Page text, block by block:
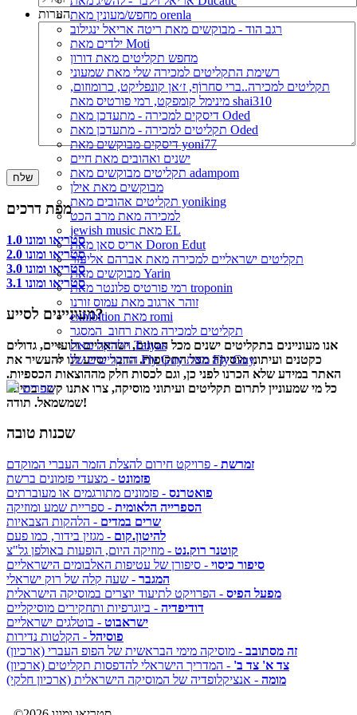
מחפש/מעונין מאת orenla
רגב הוד - מבוקשים מאת ריטה אריאל ינגילוב
ילדים מאת Moti
מחפש תקליטים מאת דורון
רשימת התקליטים למכירה שלי מאת שמעוני
תקליטים למכירה..ברי סחרוֹף, ז׳אן קונפליקט, כרומוזום,
מינימל קומפקט, רמי פורטיס מאת shai310
דיסקים למכירה - מתעדכן מאת Oded
תקליטים למכירה - מתעדכן מאת Oded
דיסקים מבוקשים מאת yoni77
ישנים ואהובים מאת חיים
תקליטים מבוקשים מאת adampom
מבוקשים מאת אילן
תקליטים אהובים מאת yoniking
למכירה מאת מרב הכט
jewish music מאת EL
אריס סאן מאת Doron Edut
תקליטים ישראליים למכירה מאת אברהם אליעזר
מבוקשים מאת Yarin
רמי פורטיס פלונטר מאת troponin
זוהר ארגוב מאת עמוס זורנו
exhibition מאת romi
תקליטים למכירה מאת רחוב_המסגר
הלהקה מאת Talyas
התקליטים של Fly Guy מאת Fly Guy
תפריט
הערות
מפת דרכים
סטריאו ומונו 1.0
סטריאו ומונו 2.0
סטריאו ומונו 3.0
סטריאו ומונו 3.1
מעוניינים לסייע?
אנו מעוניינים בתקליטים ישנים מכל הסוגים, ישראליים ולועזיים, גדולים
כקטנים ועיתוני מוסיקה מכל התקופות. הדבר יסייע לנו להעשיר את
האתר במידע שלא הכרנו לפני כן, וגם לכסות חלק מההוצאות הכספיות.
כל מי שמעוניין לתרום תקליטים ועיתוני מוסיקה, צרו אתנו קשר בתיבה
שמשמאל. תודה!
שכנות טובה
זמרשת - פרויקט חירום להצלת הזמר העברי המוקדם
פזמונט - מצעדי פזמונים ברשת
פואטרנס - פזמונים מתורגמים או מעוברתים
הספרייה הלאומית - ספריית שמע ומוזיקה
שרים במדים - הלהקות הצבאיות
להיטון.קום - מגזין בידור, כמו פעם
קוטנר רוק.נט - מוזיקה היום, הופעות באולפן גל"צ
סיפור כיסוי - סיפורן של עטיפות האלבומים הישראליים
המגבר - שעה קלה של רוק ישראלי
מפעל הפיס - הפרויקט לתיעוד יוצרים במוסיקה הישראלית
דודיפדיה - ביוגרפיות ותחקירים מוסיקליים
ישראבוט - בוטלגים ישראליים
פוסיהל - הקלטות נדירות
זה מסתובב - מוסיקה מימי הבראשית של הפופ העברי (ארכיון)
צד א' צד ב' - המדריך הישראלי להדפסות תקליטים (ארכיון)
מומה - אנציקלופדיה של המוסיקה הישראלית (ארכיון חלקי)